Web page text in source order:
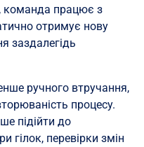
команда працює з
отримує нову
заздалегідь
ручного втручання,
процесу.
підійти до
гілок, перевірки змін